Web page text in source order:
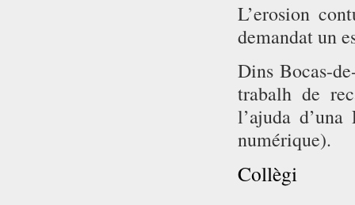
L’erosion
demandat un
Dins Bocas-
trabalh de
l’ajuda
numérique).
Collègi